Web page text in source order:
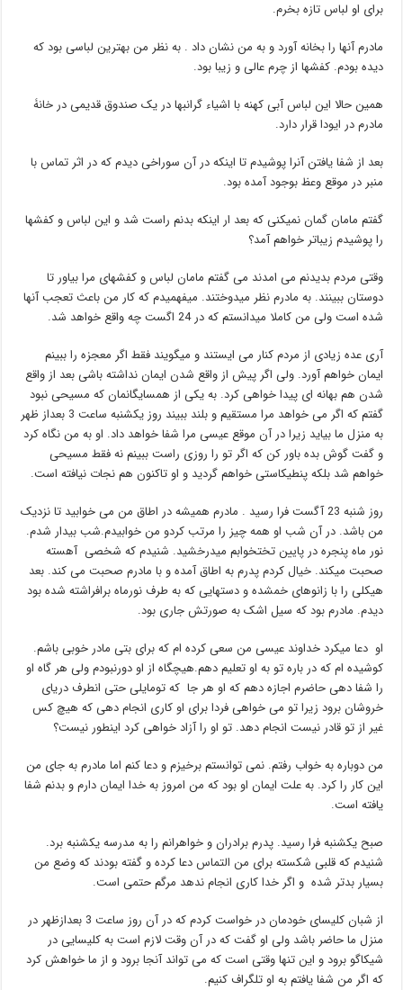
برای او لباس تازه بخرم.
مادرم آنها را بخانه آورد و به من نشان داد . به نظر من بهترین لباسی بود که
دیده بودم. کفشها از چرم عالی و زیبا بود.
همین حالا این لباس آبی کهنه با اشیاء گرانبها در یک صندوق قدیمی در خانۀ
مادرم در ایودا قرار دارد.
بعد از شفا یافتن آنرا پوشیدم تا اینکه در آن سوراخی دیدم که در اثر تماس با
منبر در موقع وعظ بوجود آمده بود.
گفتم مامان گمان نمیکنی که بعد ار اینکه بدنم راست شد و این لباس و کفشها
را پوشیدم زیباتر خواهم آمد؟
وقتی مردم بدیدنم می امدند می گفتم مامان لباس و کفشهای مرا بیاور تا
دوستان ببینند. به مادرم نظر میدوختند. میفهمیدم که کار من باعث تعجب آنها
شده است ولی من کاملا میدانستم که در 24 اگست چه واقع خواهد شد.
آری عده زیادی از مردم کنار می ایستند و میگویند فقط اگر معجزه را ببینم
ایمان خواهم آورد. ولی اگر پیش از واقع شدن ایمان نداشته باشی بعد از واقع
شدن هم بهانه ای پیدا خواهی کرد. به یکی از همسایگانمان که مسیحی نبود
گفتم که اگر می خواهد مرا مستقیم و بلند ببیند روز یکشنبه ساعت 3 بعداز ظهر
به منزل ما بیاید زیرا در آن موقع عیسی مرا شفا خواهد داد. او به من نگاه کرد
و گفت گوش بده باور کن که اگر تو را روزی راست ببینم نه فقط مسیحی
خواهم شد بلکه پنطیکاستی خواهم گردید و او تاکنون هم نجات نیافته است.
روز شنبه 23 آگست فرا رسید . مادرم همیشه در اطاق من می خوابید تا نزدیک
من باشد. در آن شب او همه چیز را مرتب کردو من خوابیدم.شب بیدار شدم.
نور ماه پنجره در پایین تختخوابم میدرخشید. شنیدم که شخصی آهسته
صحبت میکند. خیال کردم پدرم به اطاق آمده و با مادرم صحبت می کند. بعد
هیکلی را با زانوهای خمشده و دستهایی که به طرف نورماه برافراشته شده بود
دیدم. مادرم بود که سیل اشک به صورتش جاری بود.
او دعا میکرد خداوند عیسی من سعی کرده ام که برای بتی مادر خوبی باشم.
کوشیده ام که در باره تو به او تعلیم دهم.هیچگاه از او دورنبودم ولی هر گاه او
را شفا دهی حاضرم اجازه دهم که او هر جا که تومایلی حتی انطرف دریای
خروشان برود زیرا تو می خواهی فردا برای او کاری انجام دهی که هیچ کس
غیر از تو قادر نیست انجام دهد. تو او را آزاد خواهی کرد اینطور نیست؟
من دوباره به خواب رفتم. نمی توانستم برخیزم و دعا کنم اما مادرم به جای من
این کار را کرد. به علت ایمان او بود که من امروز به خدا ایمان دارم و بدنم شفا
یافته است.
صبح یکشنبه فرا رسید. پدرم برادران و خواهرانم را به مدرسه یکشنبه برد.
شنیدم که قلبی شکسته برای من التماس دعا کرده و گفته بودند که وضع من
بسیار بدتر شده و اگر خدا کاری انجام ندهد مرگم حتمی است.
از شبان کلیسای خودمان در خواست کردم که در آن روز ساعت 3 بعدازظهر در
منزل ما حاضر باشد ولی او گفت که در آن وقت لازم است به کلیسایی در
شیکاگو برود و این تنها وقتی است که می تواند آنجا برود و از ما خواهش کرد
که اگر من شفا یافتم به او تلگراف کنیم.